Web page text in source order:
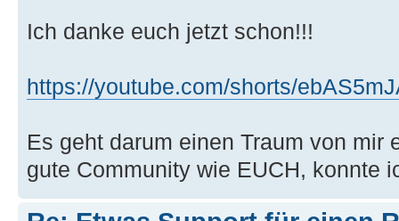
Ich danke euch jetzt schon!!!
https://youtube.com/shorts/
Es geht darum einen Traum von mir
gute Community wie EUCH, konnte